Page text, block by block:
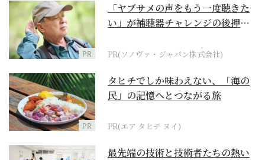
PR
「ヤブサメの声をもう一度聴きた
い」が補聴器チャレンジの後押し
PR(ソノヴァ・ジャパン株式会社)
PR
タヒチでしか味わえない、「海の
民」の記憶へとつながる旅
PR(エア タヒチ ヌイ)
最先端の技術と技術者たちの熱い